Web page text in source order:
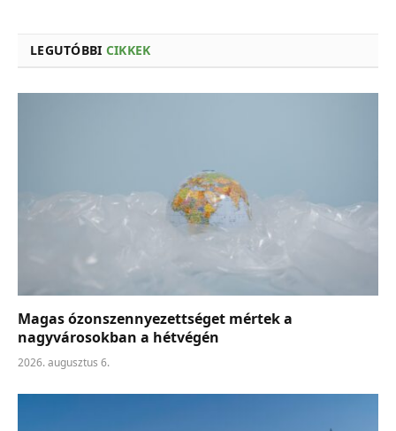
LEGUTÓBBI CIKKEK
Magas ózonszennyezettséget mértek a
nagyvárosokban a hétvégén
2026. augusztus 6.